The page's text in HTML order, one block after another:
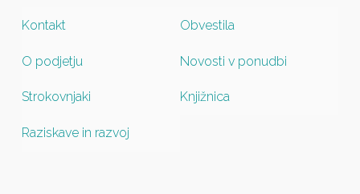
Kontakt
O podjetju
Strokovnjaki
Raziskave in razvoj
Obvestila
Novosti v ponudbi
Knjižnica